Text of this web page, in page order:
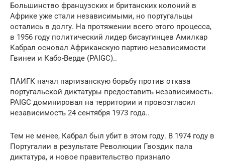
Большинство французских и британских колоний в
Африке уже стали независимыми, но португальцы
остались в долгу. На протяжении всего этого процесса,
в 1956 году политический лидер бисаугинцев Амилкар
Кабрал основал Африканскую партию независимости
Гвинеи и Кабо-Верде (PAIGC)..
ПАИГК начал партизанскую борьбу против отказа
португальской диктатуры предоставить независимость.
PAIGC доминировал на территории и провозгласил
независимость 24 сентября 1973 года..
Тем не менее, Кабрал был убит в этом году. В 1974 году в
Португалии в результате Революции Гвоздик пала
диктатура, и новое правительство признало